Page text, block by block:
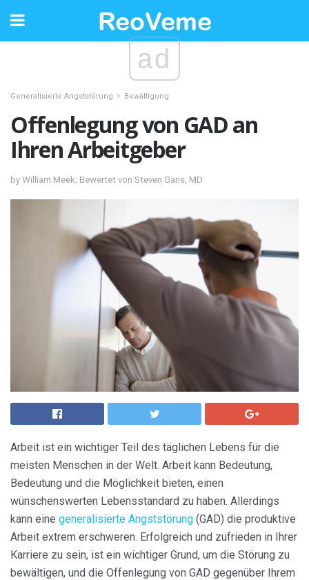
ad
Generalisierte Angststörung Bewältigung
Offenlegung von GAD an
Ihren Arbeitgeber
by William Meek; Bewertet von Steven Gans, MD
Arbeit ist ein wichtiger Teil des täglichen Lebens für die
meisten Menschen in der Welt. Arbeit kann Bedeutung,
Bedeutung und die Möglichkeit bieten, einen
wünschenswerten Lebensstandard zu haben. Allerdings
kann eine generalisierte Angststörung (GAD) die produktive
Arbeit extrem erschweren. Erfolgreich und zufrieden in Ihrer
Karriere zu sein, ist ein wichtiger Grund, um die Störung zu
bewältigen, und die Offenlegung von GAD gegenüber Ihrem